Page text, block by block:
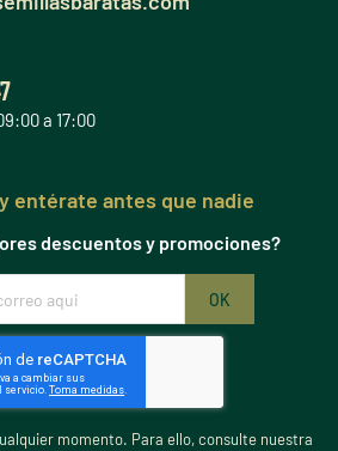
a 17:00
entérate antes que nadie
descuentos y promociones?
momento. Para ello, consulte nuestra